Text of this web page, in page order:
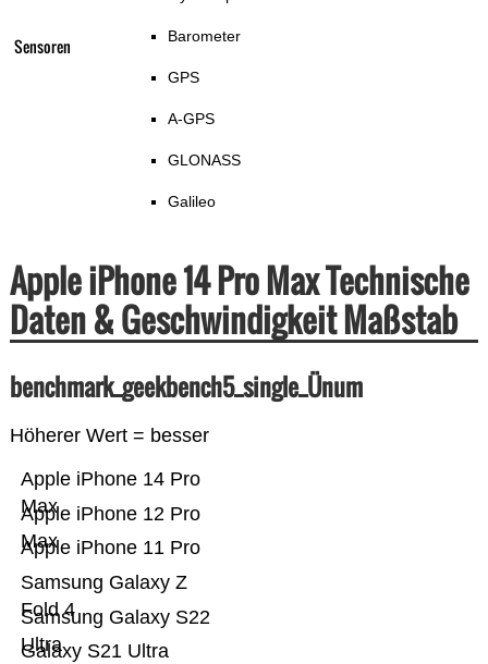
Sensoren Barometer
GPS
A-GPS
GLONASS
Galileo
Apple iPhone 14 Pro Max Technische
Daten & Geschwindigkeit Maßstab
benchmark_geekbench5_single_Ünum
Höherer Wert = besser
Galaxy S21 Ultra
Samsung Galaxy S22
Ultra
Samsung Galaxy Z
Fold 4
Apple iPhone 11 Pro
Apple iPhone 12 Pro
Max
Apple iPhone 14 Pro
Max